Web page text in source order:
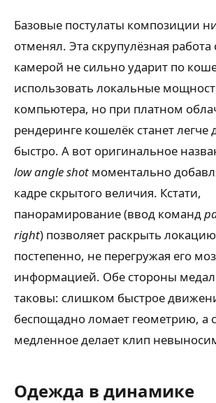
Базовые постулаты композиции
отменял. Эта скрупулёзная
камерой не сильно ударит по
использовать локальные
компьютера, но при платном
рендеринге кошелёк станет легче
быстро. А вот оригинальное
low angle shot моментально
кадре скрытого величия. Кстати,
панорамирование (ввод команд
right) позволяет раскрыть
постепенно, не перегружая его
информацией. Обе стороны
таковы: слишком быстрое
беспощадно ломает геометрию, а
медленное делает клип
Одежда в динамике